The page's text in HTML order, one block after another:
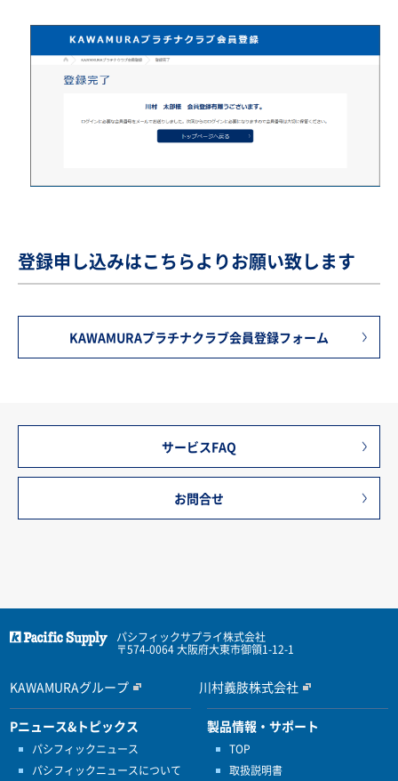
登録申し込みはこちらよりお願い致します
KAWAMURAプラチナクラブ会員登録フォーム
サービスFAQ
お問合せ
パシフィックサプライ株式会社
〒574-0064 大阪府大東市御領1-12-1
KAWAMURAグループ 川村義肢株式会社
Pニュース&トピックス
パシフィックニュース
パシフィックニュースについて
製品情報・サポート
TOP
取扱説明書